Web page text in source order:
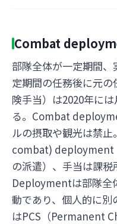
Combat
部隊全体が一定期間
定期間の任務後に元
険手当）は2020年に
る。Combat
ルの摂取や観光は禁
combat) deployment
の派遣）、手当は課税
Deploymentは部隊全
動であり、個人的に
はPCS（Permanent